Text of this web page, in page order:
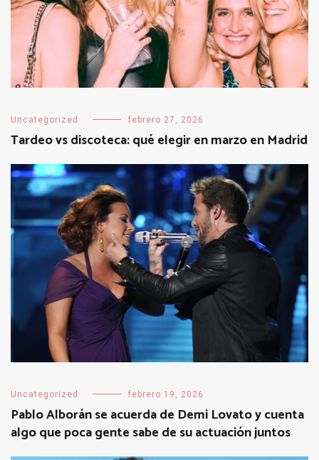
Uncategorized febrero 27, 2026
Tardeo vs discoteca: qué elegir en marzo en Madrid
Uncategorized febrero 19, 2026
Pablo Alborán se acuerda de Demi Lovato y cuenta
algo que poca gente sabe de su actuación juntos